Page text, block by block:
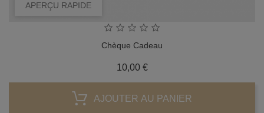
APERÇU RAPIDE
Chèque Cadeau
10,00 €Prix
AJOUTER AU PANIER